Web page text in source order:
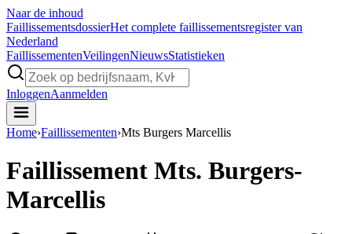
Naar de inhoud
FaillissementsdossierHet complete faillissementsregister van
Nederland
FaillissementenVeilingenNieuwsStatistieken
InloggenAanmelden
Home›Faillissementen›Mts Burgers Marcellis
Faillissement Mts. Burgers-
Marcellis